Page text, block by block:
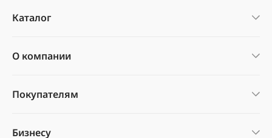
Каталог
О компании
Покупателям
Бизнесу